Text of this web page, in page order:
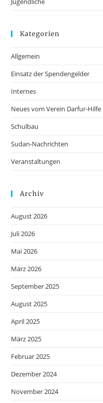
Kategorien
Allgemein
Einsatz der Spendengelder
Internes
Neues vom Verein Darfur-Hilfe
Schulbau
Sudan-Nachrichten
Veranstaltungen
Archiv
August 2026
Juli 2026
Mai 2026
März 2026
September 2025
August 2025
April 2025
März 2025
Februar 2025
Dezember 2024
November 2024